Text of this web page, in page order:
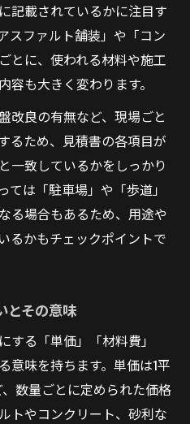
記載されているかに注目す
スファルト舗装」や「コン
とに、使われる材料や施工
も大きく変わります。
改良の有無など、現場ごと
るため、見積書の各項目が
一致しているかをしっかり
は「駐車場」や「歩道」
る場合もあるため、用途や
るかもチェックポイントで
とその意味
する「単価」「材料費」
意味を持ちます。単価は1平
数量ごとに定められた価格
トやコンクリート、砂利な